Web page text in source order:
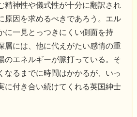
精神性や儀式性が十分に翻訳され
原因を求めるべきであろう。エル
に一見とっつきにくい側面を持
層には、他に代えがたい感情の重
のエネルギーが脈打っている。そ
なるまでに時間はかかるが、いっ
に付き合い続けてくれる英国紳士